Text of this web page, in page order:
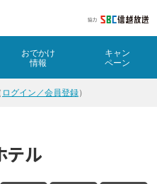
おでかけ
情報
キャン
ペーン
ログイン／会員登録）
テル